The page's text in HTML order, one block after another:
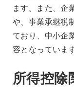
ます。また、企
や、事業承継税
ており、中小企
容となっています
所得控除